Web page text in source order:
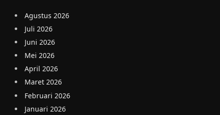
Agustus 2026
Juli 2026
Juni 2026
Mei 2026
April 2026
Maret 2026
Februari 2026
Januari 2026